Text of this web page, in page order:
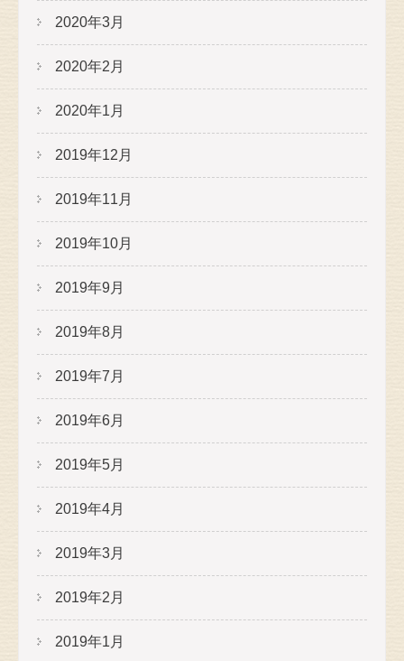
2020年3月
2020年2月
2020年1月
2019年12月
2019年11月
2019年10月
2019年9月
2019年8月
2019年7月
2019年6月
2019年5月
2019年4月
2019年3月
2019年2月
2019年1月